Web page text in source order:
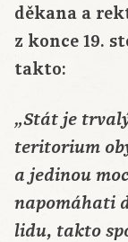
děkana a
z konce 19.
takto:
„Stát je
teritorium
a jedinou
napomáhati
lidu, takto